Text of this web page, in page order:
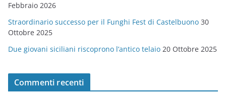
Febbraio 2026
Straordinario successo per il Funghi Fest di Castelbuono 30
Ottobre 2025
Due giovani siciliani riscoprono l’antico telaio 20 Ottobre 2025
Commenti recenti